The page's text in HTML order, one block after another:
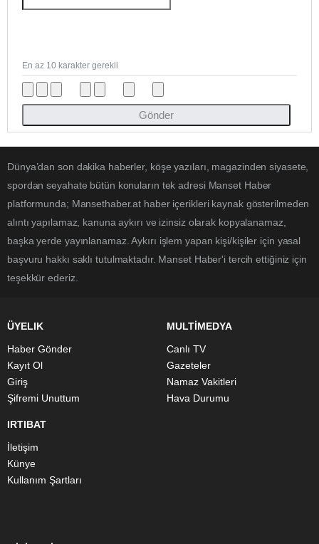
Gönder
En az 10 karakter gerekli
Dünya’dan son dakika haberler, köşe yazıları, magazinden siyasete,
spordan seyahate bütün konuların tek adresi Manset Haber
platformunda; Mansethaber.at haber içerikleri kaynak gösterilmeden
alıntı yapılamaz, kanuna aykırı ve izinsiz olarak kopyalanamaz,
başka yerde yayınlanamaz. Aykırı işlem yapan kişi/kişiler için yasal
başvuru hakkı saklı tutulmaktadır. Manset Haber'i tercih ettiğiniz için
teşekkür ederiz.
ÜYELIK
Haber Gönder
Kayıt Ol
Giriş
Şifremi Unuttum
MULTİMEDYA
Canlı TV
Gazeteler
Namaz Vakitleri
Hava Durumu
IRTIBAT
İletişim
Künye
Kullanım Şartları